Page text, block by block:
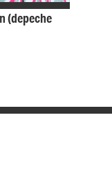
(depeche